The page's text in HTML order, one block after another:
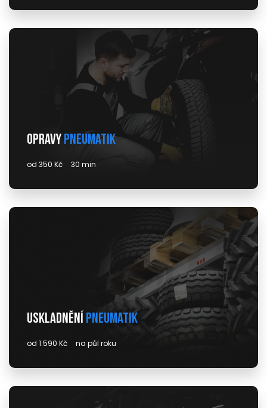
Opravy pneumatik
od 350 Kč 30 min
Uskladnění pneumatik
od 1.590 Kč na půl roku